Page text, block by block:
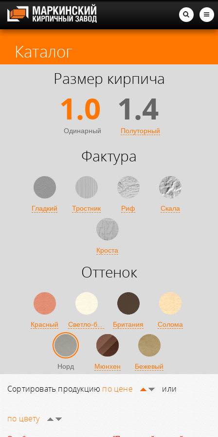
Каталог
Размер кирпича
1.0
Одинарный
1.4
Полуторный
Фактура
Гладкий Тростник Риф Скала
Кроста
Оттенок
Красный Светло-бежевый Британия Солома
Норд Мюнхен Бежевый
Сортировать продукцию по цене или
по цвету